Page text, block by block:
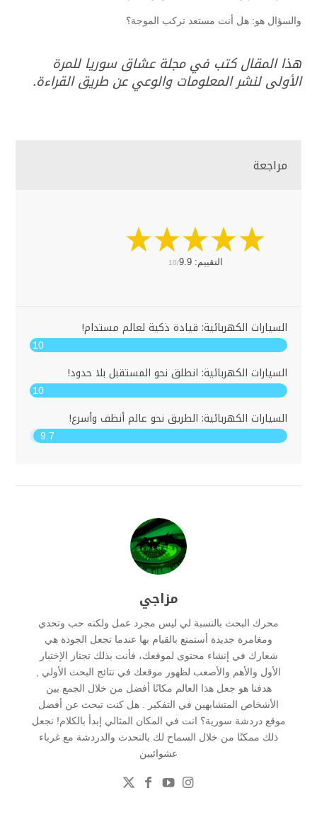
والسؤال هو: هل أنت مستعد تركب الموجة؟
هذا المقال كتب في مجلة عشاق سوريا للمرة
الأولى لنشر المعلومات والوعي عن طريق القراءة.
مراجعة
التقييم: 10/9.9
السيارات الكهربائية: قيادة ذكية لعالم مستدام!
10
السيارات الكهربائية: انطلق نحو المستقبل بلا حدود!
10
السيارات الكهربائية: الطريق نحو عالم أنظف وأسرع!
9.7
مزاجي
محرك البحث بالنسبة لي ليس مجرد عمل ولكنه حب وتحدي
ومغامرة جديدة أستمتع بالقيام بها عندما تجعل الجودة هي
شعارك في إنشاء محتوى لموقعك، فأنت بذلك تجتاز الإختبار
الأول والأهم والأصعب لظهور موقعك في نتائج البحث الأولي ,
هدفنا هو جعل هذا العالم مكانًا أفضل من خلال الجمع بين
الأشخاص المتشابهين في التفكير . هل كنت تبحث عن أفضل
موقع دردشة سورية؟ انت في المكان المثالي إبدأ بالكلام! نجعل
ذلك ممكنًا من خلال السماح لك بالتحدث والدردشة مع غرباء
عشوائيين